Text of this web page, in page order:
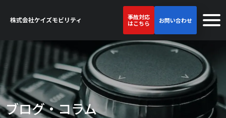
事故対応
はこちら
お問い合わせ
ブログ・コラム